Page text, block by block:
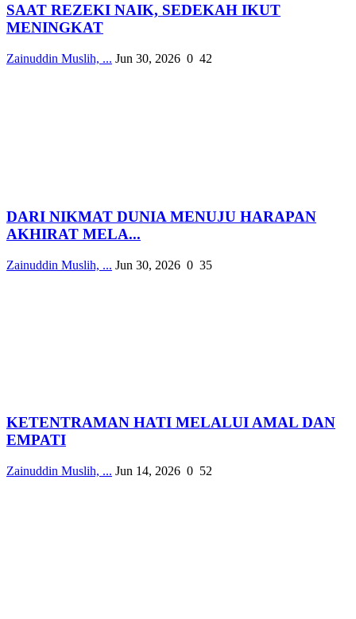
SAAT REZEKI NAIK, SEDEKAH IKUT
MENINGKAT
Zainuddin Muslih, ... Jun 30, 2026 0 42
DARI NIKMAT DUNIA MENUJU HARAPAN
AKHIRAT MELA...
Zainuddin Muslih, ... Jun 30, 2026 0 35
KETENTRAMAN HATI MELALUI AMAL DAN
EMPATI
Zainuddin Muslih, ... Jun 14, 2026 0 52